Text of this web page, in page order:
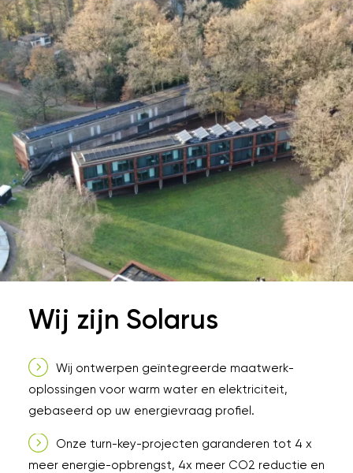
Wij zijn Solarus
Wij ontwerpen geïntegreerde maatwerk-
oplossingen voor warm water en elektriciteit,
gebaseerd op uw energievraag profiel.
Onze turn-key-projecten garanderen tot 4 x
meer energie-opbrengst, 4x meer CO2 reductie en